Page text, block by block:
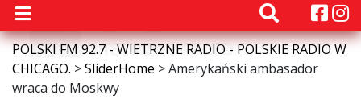
POLSKI FM 92.7 - WIETRZNE RADIO - POLSKIE RADIO W
CHICAGO. >SliderHome >Amerykański ambasador
wraca do Moskwy